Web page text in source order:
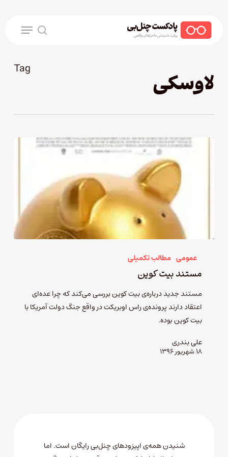
search
Menu
Tag
لاوسکی
عمومی مطالب تکمیلی
مستند بیت کوین
مستند جدید درباره‌ی بیت کوین بررسی می‌کند که چرا عده‌ای
اعتقاد دارند پرونده‌ی راس اوبریکت در واقع جنگ دولت آمریکا با
بیت کوین بوده.
علی بندری
۱۸ شهریور ۱۳۹۶
شنیدن همه‌ی اپیزودهای چنل‌بی رایگان است. اما